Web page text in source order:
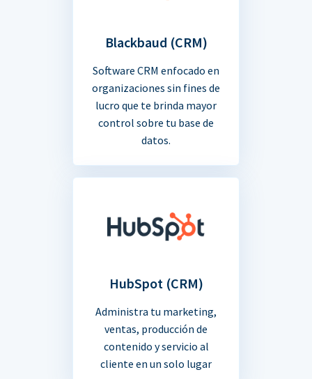
Blackbaud (CRM)
Software CRM enfocado en
organizaciones sin fines de
lucro que te brinda mayor
control sobre tu base de
datos.
HubSpot (CRM)
Administra tu marketing,
ventas, producción de
contenido y servicio al
cliente en un solo lugar